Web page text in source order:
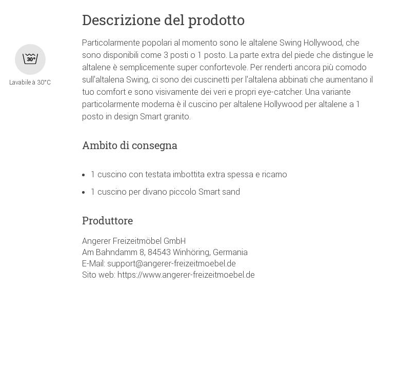
Lavabile à 30°C
Descrizione del prodotto
Particolarmente popolari al momento sono le altalene Swing Hollywood, che
sono disponibili come 3 posti o 1 posto. La parte extra del piede che distingue le
altalene è semplicemente super confortevole. Per renderti ancora più comodo
sull'altalena Swing, ci sono dei cuscinetti per l'altalena abbinati che aumentano il
tuo comfort e sono visivamente dei veri e propri eye-catcher. Una variante
particolarmente moderna è il cuscino per altalene Hollywood per altalene a 1
posto in design Smart granito.
Ambito di consegna
1 cuscino con testata imbottita extra spessa e ricamo
1 cuscino per divano piccolo Smart sand
Produttore
Angerer Freizeitmöbel GmbH
Am Bahndamm 8, 84543 Winhöring, Germania
E-Mail: support@angerer-freizeitmoebel.de
Sito web: https://www.angerer-freizeitmoebel.de